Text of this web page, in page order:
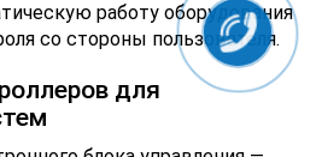
работу оборудования
со стороны пользователя.
для